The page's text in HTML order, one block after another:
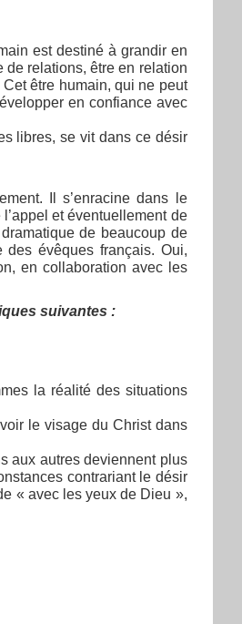
est destiné à grandir en
de relations, être en relation
être humain, qui ne peut
en confiance avec
libres, se vit dans ce désir
Il s’enracine dans le
et éventuellement de
de beaucoup de
évêques français. Oui,
en collaboration avec les
suivantes :
la réalité des situations
le visage du Christ dans
aux autres deviennent plus
contrariant le désir
« avec les yeux de Dieu »,